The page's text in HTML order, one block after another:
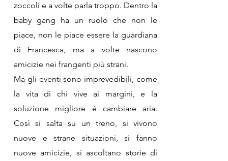
zoccoli e a volte parla troppo. Dentro la
baby gang ha un ruolo che non le
piace, non le piace essere la guardiana
di Francesca, ma a volte nascono
amicizie nei frangenti più strani.
Ma gli eventi sono imprevedibili, come
la vita di chi vive ai margini, e la
soluzione migliore è cambiare aria.
Così si salta su un treno, si vivono
nuove e strane situazioni, si fanno
nuove amicizie, si ascoltano storie di